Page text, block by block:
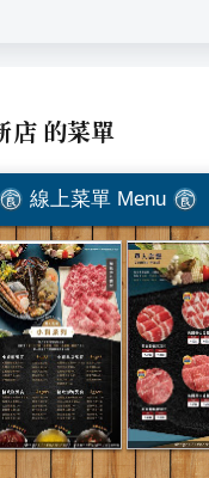
店的菜單
線上菜單 Menu